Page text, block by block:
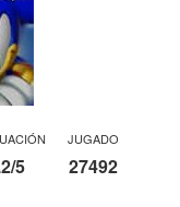
/5
JUGADO
27492